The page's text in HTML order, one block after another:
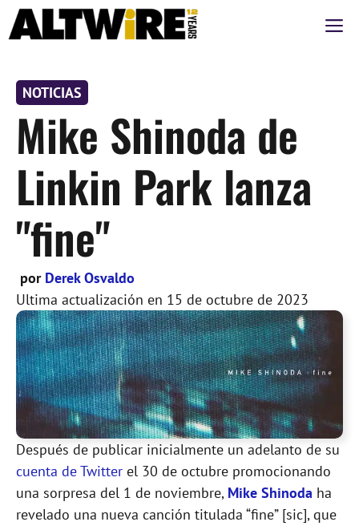
Saltar
al
NOTICIAS
Mike Shinoda de
Linkin Park lanza
"fine"
por Derek Osvaldo
Ultima actualización en 15 de octubre de 2023
Después de publicar inicialmente un adelanto de su
cuenta de Twitter el 30 de octubre promocionando
una sorpresa del 1 de noviembre, Mike Shinoda ha
revelado una nueva canción titulada “fine” [sic], que